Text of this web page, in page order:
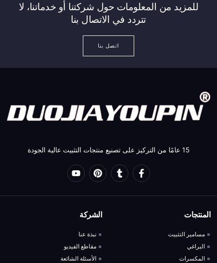
للمزيد من المعلومات حول شركتنا أو خدماتنا، لا
تتردد في الاتصال بنا
اتصل بنا
15 عامًا من التركيز على تصنيع منتجات التثبيت عالية الجودة
المنتجات
مسامير التثبيت
البراغي
المكسرات
الشركة
نبذة عنا
مقاطع الفيديو
الأسئلة الشائعة